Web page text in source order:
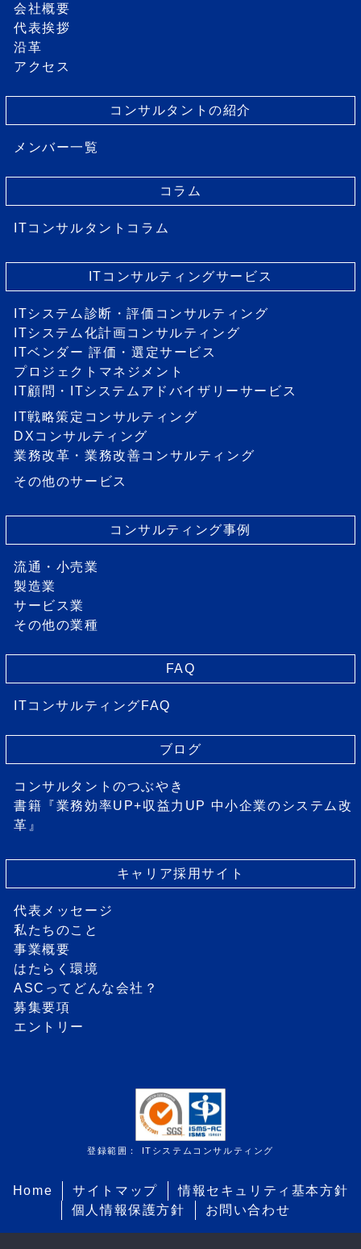
会社概要
代表挨拶
沿革
アクセス
コンサルタントの紹介
メンバー一覧
コラム
ITコンサルタントコラム
ITコンサルティングサービス
ITシステム診断・評価コンサルティング
ITシステム化計画コンサルティング
ITベンダー 評価・選定サービス
プロジェクトマネジメント
IT顧問・ITシステムアドバイザリーサービス
IT戦略策定コンサルティング
DXコンサルティング
業務改革・業務改善コンサルティング
その他のサービス
コンサルティング事例
流通・小売業
製造業
サービス業
その他の業種
FAQ
ITコンサルティングFAQ
ブログ
コンサルタントのつぶやき
書籍『業務効率UP+収益力UP 中小企業のシステム改
革』
キャリア採用サイト
代表メッセージ
私たちのこと
事業概要
はたらく環境
ASCってどんな会社？
募集要項
エントリー
登録範囲： ITシステムコンサルティング
Home サイトマップ
情報セキュリティ基本方針
個人情報保護方針
お問い合わせ